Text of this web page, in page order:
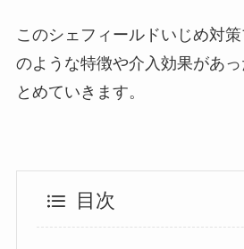
このシェフィールドいじめ対
のような特徴や介入効果があ
とめていきます。
目次